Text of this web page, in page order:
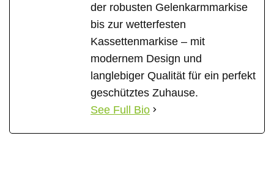
der robusten Gelenkarmmarkise
bis zur wetterfesten
Kassettenmarkise – mit
modernem Design und
langlebiger Qualität für ein perfekt
geschütztes Zuhause.
See Full Bio